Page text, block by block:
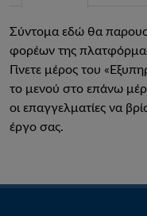
Σύντομα εδώ θα
φορέων της
Γίνετε μέρος του
το μενού στο επάνω
οι επαγγελματίες να
έργο σας.